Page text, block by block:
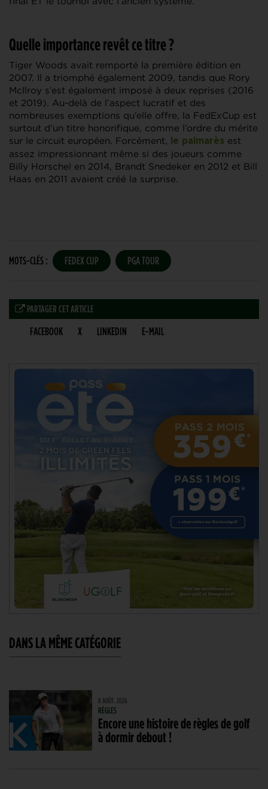
Quelle importance revêt ce titre ?
Tiger Woods avait remporté la première édition en
2007. Il a triomphé également 2009, tandis que Rory
McIlroy s’est également imposé à deux reprises (2016
et 2019). Au-delà de l’aspect lucratif et des
nombreuses exemptions qu’elle offre, la FedExCup est
surtout d’un titre honorifique, comme l’ordre du mérite
sur le circuit européen. Forcément,
le palmarès est
assez impressionnant même si des joueurs comme
Billy Horschel en 2014, Brandt Snedeker en 2012 et Bill
Haas en 2011 avaient créé la surprise.
MOTS-CLÉS : FEDEX CUP PGA TOUR
PARTAGER CET ARTICLE
FACEBOOK X LINKEDIN E-MAIL
DANS LA MÊME CATÉGORIE
8 AOÛT. 2026
RÈGLES
Encore une histoire de règles de golf
à dormir debout !